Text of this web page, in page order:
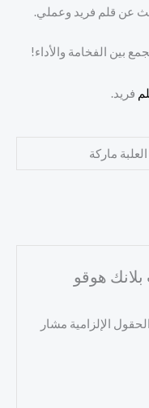
عن قلم فريد وعملي.
بين الفخامة والأداء!
فريد.
العلبة ماركة
هوقو
الحقول الإلزامية مشار